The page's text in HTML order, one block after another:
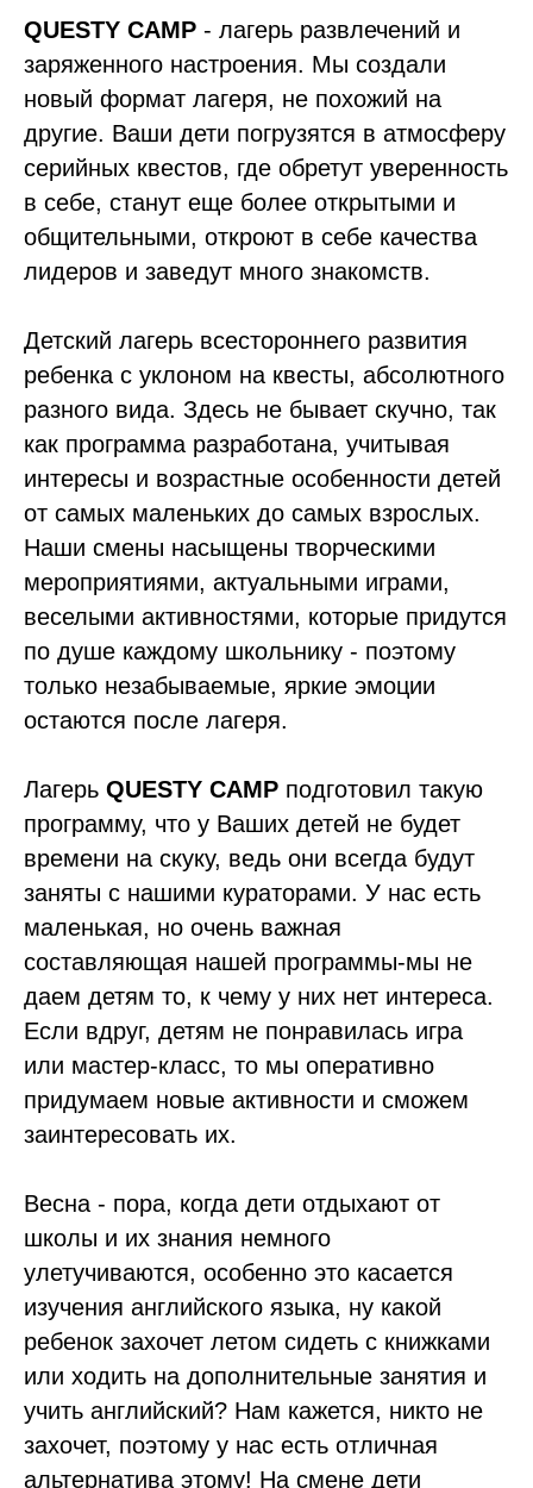
QUESTY CAMP - лагерь развлечений и
заряженного настроения. Мы создали
новый формат лагеря, не похожий на
другие. Ваши дети погрузятся в атмосферу
серийных квестов, где обретут уверенность
в себе, станут еще более открытыми и
общительными, откроют в себе качества
лидеров и заведут много знакомств.
Детский лагерь всестороннего развития
ребенка с уклоном на квесты, абсолютного
разного вида. Здесь не бывает скучно, так
как программа разработана, учитывая
интересы и возрастные особенности детей
от самых маленьких до самых взрослых.
Наши смены насыщены творческими
мероприятиями, актуальными играми,
веселыми активностями, которые придутся
по душе каждому школьнику - поэтому
только незабываемые, яркие эмоции
остаются после лагеря.
Лагерь QUESTY CAMP подготовил такую
программу, что у Ваших детей не будет
времени на скуку, ведь они всегда будут
заняты с нашими кураторами. У нас есть
маленькая, но очень важная
составляющая нашей программы-мы не
даем детям то, к чему у них нет интереса.
Если вдруг, детям не понравилась игра
или мастер-класс, то мы оперативно
придумаем новые активности и сможем
заинтересовать их.
Весна - пора, когда дети отдыхают от
школы и их знания немного
улетучиваются, особенно это касается
изучения английского языка, ну какой
ребенок захочет летом сидеть с книжками
или ходить на дополнительные занятия и
учить английский? Нам кажется, никто не
захочет, поэтому у нас есть отличная
альтернатива этому! На смене дети